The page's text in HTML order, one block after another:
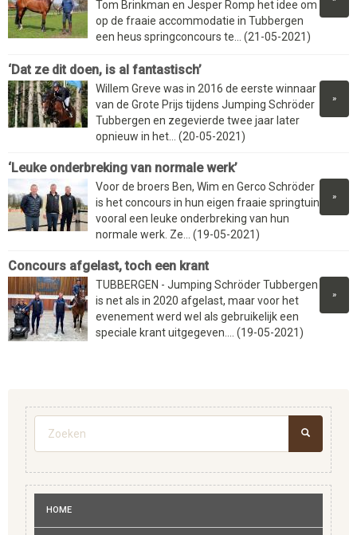
Tom Brinkman en Jesper Romp het idee om
op de fraaie accommodatie in Tubbergen
een heus springconcours te... (21-05-2021)
‘Dat ze dit doen, is al fantastisch’
»
Willem Greve was in 2016 de eerste winnaar
van de Grote Prijs tijdens Jumping Schröder
Tubbergen en zegevierde twee jaar later
opnieuw in het... (20-05-2021)
‘Leuke onderbreking van normale werk’
»
Voor de broers Ben, Wim en Gerco Schröder
is het concours in hun eigen fraaie springtuin
vooral een leuke onderbreking van hun
normale werk. Ze... (19-05-2021)
Concours afgelast, toch een krant
»
TUBBERGEN - Jumping Schröder Tubbergen
is net als in 2020 afgelast, maar voor het
evenement werd wel als gebruikelijk een
speciale krant uitgegeven.... (19-05-2021)
Zoekveld
HOME